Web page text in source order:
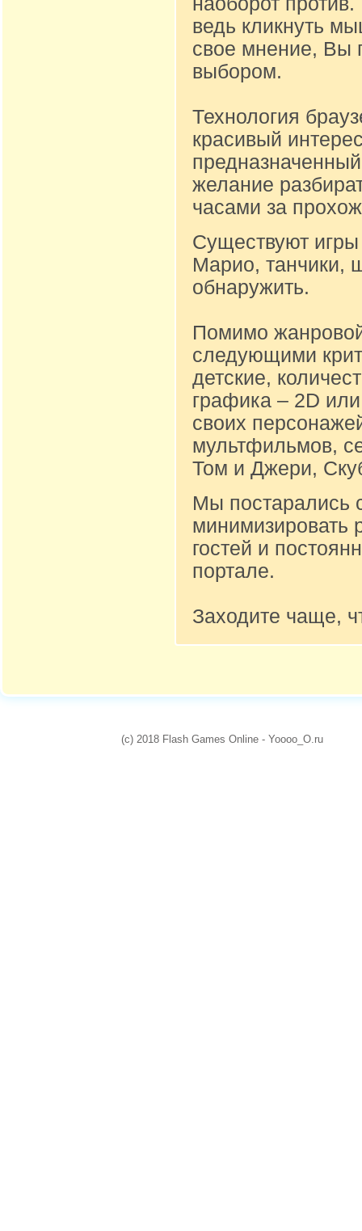
ведь кликнуть
свое мнение, Вы
выбором.
Технология
красивый
желание
часами за
Существуют игры
Марио, танчики,
обнаружить.
Помимо
следующими
детские,
графика – 2D
своих
мультфильмов,
Том и Джери,
Мы постарались
минимизировать
гостей и
портале.
Заходите чаще,
(c) 2018 Flash Games Online - Yoooo_O.ru